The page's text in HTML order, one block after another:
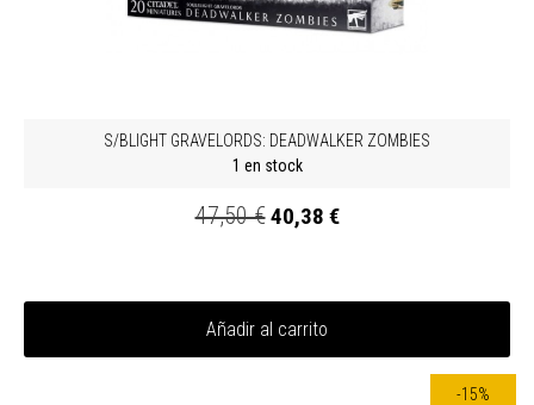
S/BLIGHT GRAVELORDS: DEADWALKER ZOMBIES
1 en stock
47,50 €40,38 €
Añadir al carrito
-15%